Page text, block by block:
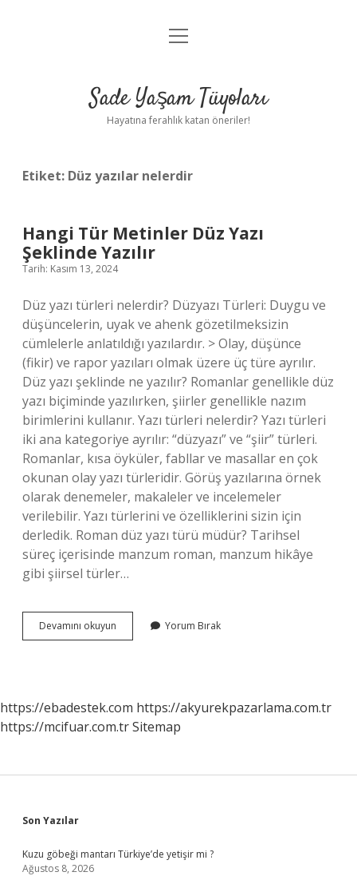
Anasayfa
Yasal Uyarı
menüyü
Sade Yaşam Tüyoları
Hayatına ferahlık katan öneriler!
Etiket: Düz yazılar nelerdir
Hangi Tür Metinler Düz Yazı
Şeklinde Yazılır
Tarih: Kasım 13, 2024
Düz yazı türleri nelerdir? Düzyazı Türleri: Duygu ve
düşüncelerin, uyak ve ahenk gözetilmeksizin
cümlelerle anlatıldığı yazılardır. > Olay, düşünce
(fikir) ve rapor yazıları olmak üzere üç türe ayrılır.
Düz yazı şeklinde ne yazılır? Romanlar genellikle düz
yazı biçiminde yazılırken, şiirler genellikle nazım
birimlerini kullanır. Yazı türleri nelerdir? Yazı türleri
iki ana kategoriye ayrılır: “düzyazı” ve “şiir” türleri.
Romanlar, kısa öyküler, fabllar ve masallar en çok
okunan olay yazı türleridir. Görüş yazılarına örnek
olarak denemeler, makaleler ve incelemeler
verilebilir. Yazı türlerini ve özelliklerini sizin için
derledik. Roman düz yazı türü müdür? Tarihsel
süreç içerisinde manzum roman, manzum hikâye
gibi şiirsel türler…
Devamını okuyun
Tür
Yazılır
Yorum Bırak
https://ebadestek.com https://akyurekpazarlama.com.tr
https://mcifuar.com.trSitemap
Sidebar
Son Yazılar
Kuzu göbeği mantarı Türkiye’de yetişir mi ?
Ağustos 8, 2026